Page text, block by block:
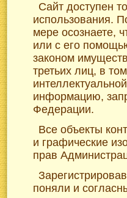
Сайт доступен
использования.
мере осознаете,
или с его
законом
третьих лиц, в
информацию,
Федерации.
Все объекты
и графические
прав
поняли и